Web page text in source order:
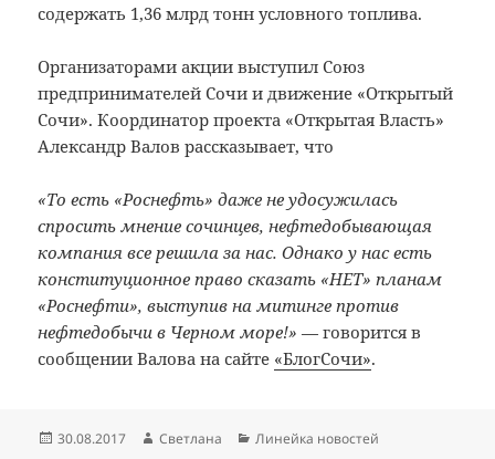
содержать 1,36 млрд тонн условного топлива.
Организаторами акции выступил Союз
предпринимателей Сочи и движение «Открытый
Сочи». Координатор проекта «Открытая Власть»
Александр Валов рассказывает, что
«То есть «Роснефть» даже не удосужилась
спросить мнение сочинцев, нефтедобывающая
компания все решила за нас. Однако у нас есть
конституционное право сказать «НЕТ» планам
«Роснефти», выступив на митинге против
нефтедобычи в Черном море!» — говорится в
сообщении Валова на сайте «БлогСочи».
Опубликовано
30.08.2017 Автор
Светлана Рубрики
Линейка новостей